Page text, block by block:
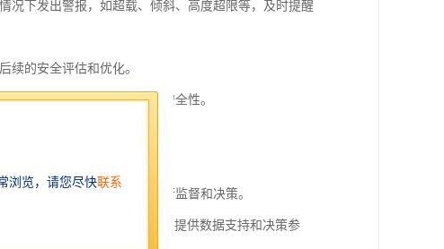
况下发出警报，如超载、倾斜、高度超限等，及时提醒
续的安全评估和优化。
操作，提高操作的便捷性和安全性。
事后的回放和分析。
的共享和远程访问。
事件等，方便管理人员进行监督和决策。
减少事故风险，并为管理人员提供数据支持和决策参